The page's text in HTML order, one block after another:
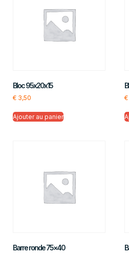
Bloc 95x20x15
€ 3,50
Ajouter au panier
€
Barre ronde 75×40